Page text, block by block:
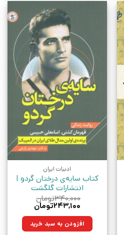
ادبیات ایران
کتاب سایه‌ی درختان گردو |
انتشارات گلگشت
۳۴۰,۰۰۰تومان
قیمت
۳۴۰,۰۰۰تومان
بود.
۲۴۳,۱۰۰تومان
۲۴۳,۱۰۰تومان.افزودن به سبد خرید